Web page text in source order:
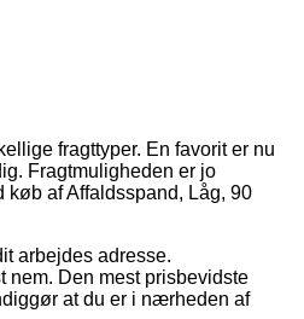
fragttyper. En favorit er nu
Fragtmuligheden er jo
køb af Affaldsspand, Låg, 90
arbejdes adresse.
nem. Den mest prisbevidste
at du er i nærheden af